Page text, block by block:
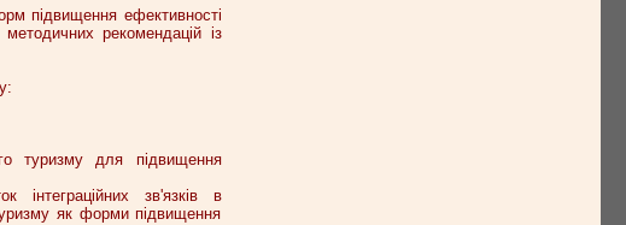
підвищення ефективності
рекомендацій із
туризму для підвищення
інтеграційних зв'язків в
як форми підвищення